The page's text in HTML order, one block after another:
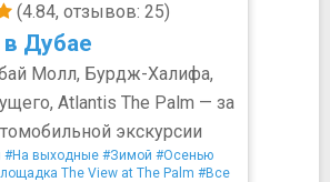
(4.84, отзывов: 25)
Дубае
Молл, Бурдж-Халифа,
Atlantis The Palm — за
экскурсии
#На выходные #Зимой #Осенью
The View at The Palm #Все